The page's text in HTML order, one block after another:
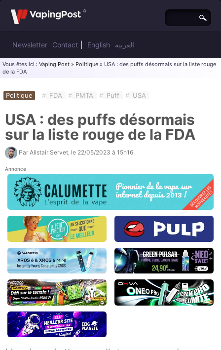
Newsletter Contact English العربية
Vous êtes ici : Vaping Post » Politique » USA : des puffs désormais sur la liste rouge
de la FDA
Politique # FDA # PMTA # Puff # USA
USA : des puffs désormais
sur la liste rouge de la FDA
Par Alistair Servet , le 22/05/2023 à 15h16
Annonce